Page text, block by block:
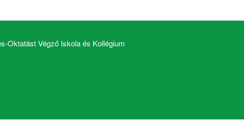
Oktatást Végző Iskola és Kollégium